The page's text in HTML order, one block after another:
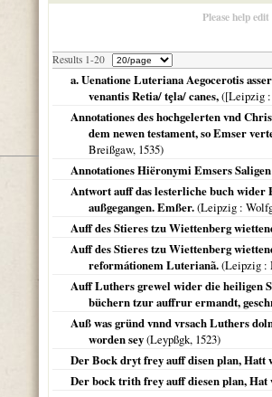
Please help
Results 1-20
a. Uenatione Luteriana Aegocerotis
venantis Retia/ tȩla/ canes,([Leipzig
Annotationes des hochgelerten vnd
dem newen testament, so Emser
Breißgaw, 1535)
Annotationes Hiëronymi Emsers
Antwort auff das lesterliche buch wider
außgegangen. Emßer.(Leipzig :
Auff des Stieres tzu Wiettenberg
Auff des Stieres tzu Wiettenberg
reformátionem Luterianã.(Leipzig :
Auff Luthers grewel wider die heiligen
büchern tzur auffrur ermandt,
Auß was gründ vnnd vrsach Luthers
worden sey(Leypßgk, 1523)
Der Bock dryt frey auff disen plan, Hatt
Der bock trith frey auff diesen plan, Hat